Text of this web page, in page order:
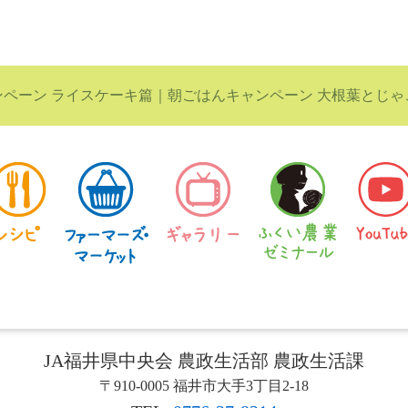
ーン ライスケーキ篇 朝ごはんキャンペーン 大根葉とじ
JA福井県中央会 農政生活部 農政生活課
〒910-0005 福井市大手3丁目2-18